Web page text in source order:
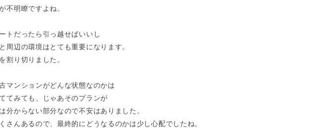
不明瞭ですよね。
トだったら引っ越せばいいし
辺の環境はとても重要になります。
割り切りました。
マンションがどんな状態なのかは
てみても、じゃあそのプランが
からない部分なので不安はありました。
んあるので、最終的にどうなるのかは少し心配でしたね。